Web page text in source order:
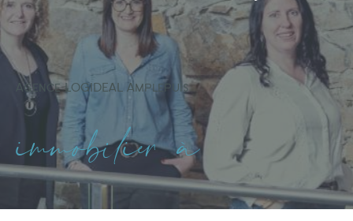
Agence LOGIDEAL Amplepuis
immobilier à
Type d'offre
Vente
Type de bien
Type de bien